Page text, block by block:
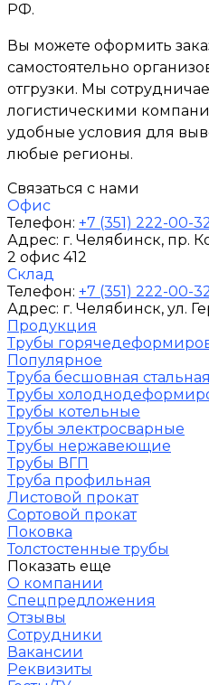
РФ.
Вы можете оформить
самостоятельно
отгрузки. Мы
логистическими
удобные условия для
любые регионы.
Связаться с нами
Офис
Телефон: +7 (351) 222-00-
Адрес: г. Челябинск, пр.
2 офис 412
Склад
Телефон: +7 (351) 222-00-
Адрес: г. Челябинск, ул.
Продукция
Трубы
Популярное
Труба бесшовная стальная
Трубы
Трубы котельные
Трубы электросварные
Трубы нержавеющие
Трубы ВГП
Труба профильная
Листовой прокат
Сортовой прокат
Поковка
Толстостенные трубы
Показать еще
О компании
Спецпредложения
Отзывы
Сотрудники
Вакансии
Реквизиты